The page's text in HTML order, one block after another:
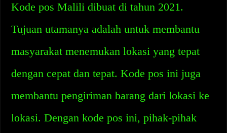
Kode pos Malili dibuat di tahun 2021.
Tujuan utamanya adalah untuk membantu
masyarakat menemukan lokasi yang tepat
dengan cepat dan tepat. Kode pos ini juga
membantu pengiriman barang dari lokasi ke
lokasi. Dengan kode pos ini, pihak-pihak